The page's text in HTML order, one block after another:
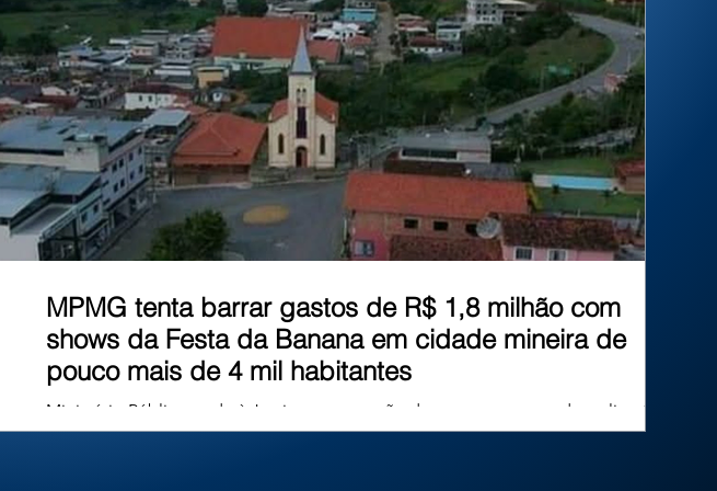
inéditos. Mas afinal, existe algum limite para
essa criatividade? No Brasil, um
MPMG tenta barrar gastos de R$ 1,8 milhão com
shows da Festa da Banana em cidade mineira de
pouco mais de 4 mil habitantes
Ministério Público pede à Justiça a suspensão dos pagamentos e da realização dos
shows, alegando que os valores são incompatíveis com a realidade financeira do